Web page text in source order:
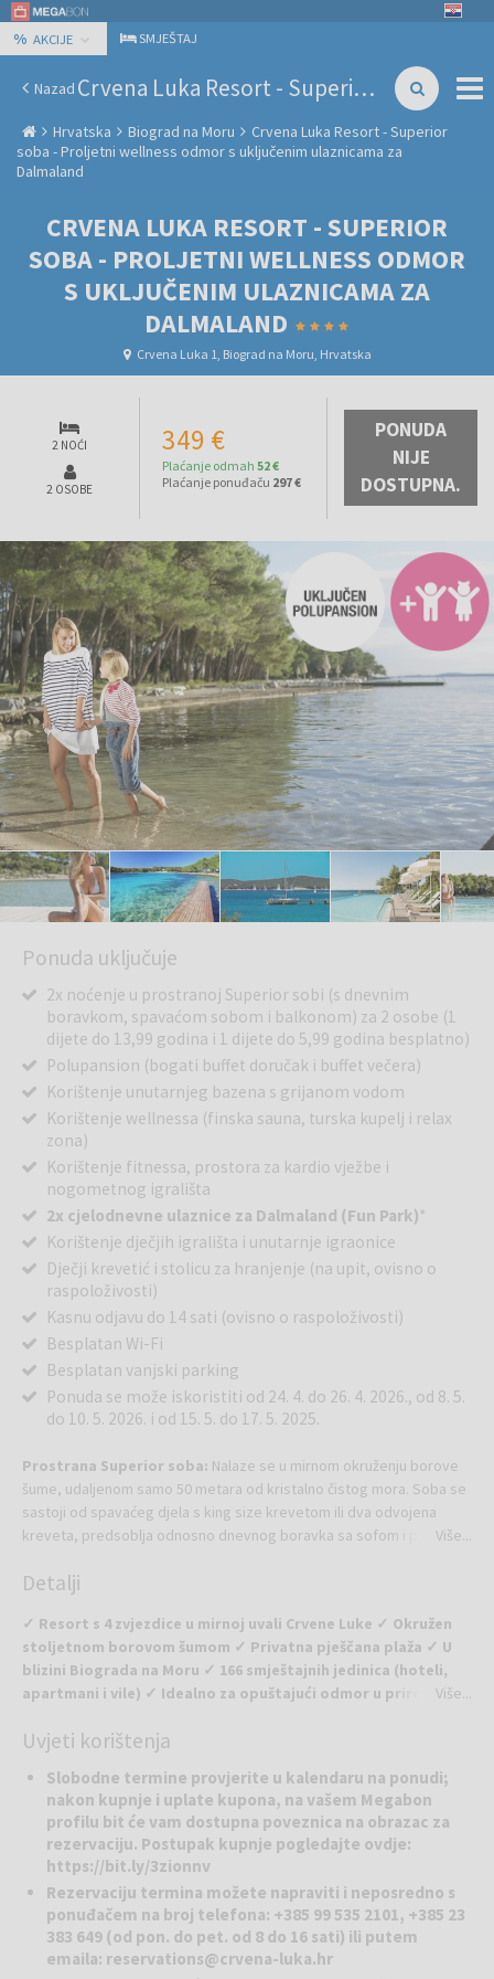
% AKCIJE SMJEŠTAJ
Nazad Crvena Luka Resort - Superior soba - Proljetni wellness odmor s uključenim ulaznicama za Dalmaland
Hrvatska Biograd na Moru
Crvena Luka Resort - Superior
soba - Proljetni wellness odmor s uključenim ulaznicama za
Dalmaland
CRVENA LUKA RESORT - SUPERIOR
SOBA - PROLJETNI WELLNESS ODMOR
S UKLJUČENIM ULAZNICAMA ZA
DALMALAND
Crvena Luka 1, Biograd na Moru, Hrvatska
2 NOĆI
2 OSOBE
349 €
Plaćanje odmah 52 €
Plaćanje ponuđaču 297 €
PONUDA
NIJE
DOSTUPNA.
Ponuda uključuje
2x noćenje u prostranoj Superior sobi (s dnevnim
boravkom, spavaćom sobom i balkonom) za 2 osobe (1
dijete do 13,99 godina i 1 dijete do 5,99 godina besplatno)
Polupansion (bogati buffet doručak i buffet večera)
Korištenje unutarnjeg bazena s grijanom vodom
Korištenje wellnessa (finska sauna, turska kupelj i relax
zona)
Korištenje fitnessa, prostora za kardio vježbe i
nogometnog igrališta
2x cjelodnevne ulaznice za Dalmaland (Fun Park)*
Korištenje dječjih igrališta i unutarnje igraonice
Dječji krevetić i stolicu za hranjenje (na upit, ovisno o
raspoloživosti)
Kasnu odjavu do 14 sati (ovisno o raspoloživosti)
Besplatan Wi-Fi
Besplatan vanjski parking
Ponuda se može iskoristiti od 24. 4. do 26. 4. 2026., od 8. 5.
do 10. 5. 2026. i od 15. 5. do 17. 5. 2025.
Prostrana Superior soba: Nalaze se u mirnom okruženju borove
šume, udaljenom samo 50 metara od kristalno čistog mora. Soba se
sastoji od spavaćeg djela s king size krevetom ili dva odvojena
kreveta, predsoblja odnosno dnevnog boravka sa sofom i pisaćim
Prostrana kupaonica je opremljene walk in tušem, podnim grijanjem,
amenities programom. Svaka soba sadrži balkon te stol i stolice za
balkon te je opremljena suvremenom tehnologijom (smart rooms),
WiFi-jem uključenim u cijenu, telefonom, elektronskim sefom.
Površina sobe 30 m2.
Više...
Detalji
✓ Resort s 4 zvjezdice u mirnoj uvali Crvene Luke ✓ Okružen
stoljetnom borovom šumom ✓ Privatna pješčana plaža ✓ U
blizini Biograda na Moru ✓ 166 smještajnih jedinica (hoteli,
apartmani i vile) ✓ Idealno za opuštajući odmor u prirodi ✓
km južno od centra grada Biograda na Moru. Resort s četiri
zvjezdice smješten je u netaknuto prirodno okruženje, okružen
stoljetnom borovom šumom i kristalno čistim morem. Cijeli
kompleks prostire se na velikom području i nudi 166 smještajnih
jedinica u hotelima, apartmanima i vilama. Resort je obnovljen s
vizijom stvaranja male luksuzne destinacije za goste koji cijene mir,
privatnost, prirodu i udobnost.
Wellness:U wellness & spa centru gosti se mogu prepustiti
Više...
Uvjeti korištenja
Slobodne termine provjerite u kalendaru na ponudi;
nakon kupnje i uplate kupona, na vašem Megabon
profilu bit će vam dostupna poveznica na obrazac za
rezervaciju. Postupak kupnje pogledajte ovdje:
https://bit.ly/3zionnv
Rezervaciju termina možete napraviti i neposredno s
ponuđačem na broj telefona: +385 99 535 2101, +385 23
383 649 (od pon. do pet. od 8 do 16 sati) ili putem
emaila: reservations@crvena-luka.hr